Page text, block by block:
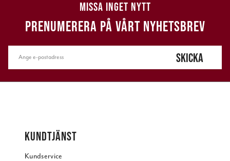
MISSA INGET NYTT
PRENUMERERA PÅ VÅRT NYHETSBREV
SKICKA
KUNDTJÄNST
Kundservice